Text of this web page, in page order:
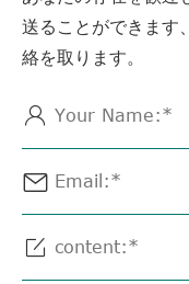
送ることができます
絡を取ります。


